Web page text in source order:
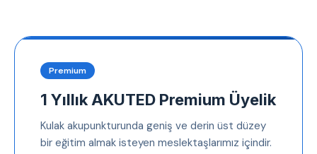
Premium
1 Yıllık AKUTED Premium Üyelik
Kulak akupunkturunda geniş ve derin üst düzey
bir eğitim almak isteyen meslektaşlarımız içindir.